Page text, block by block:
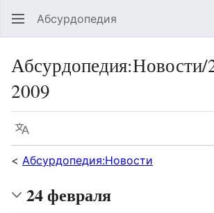
Абсурдопедия
Абсурдопедия:Новости/
2009
Язык
< Абсурдопедия:Новости
24 февраля